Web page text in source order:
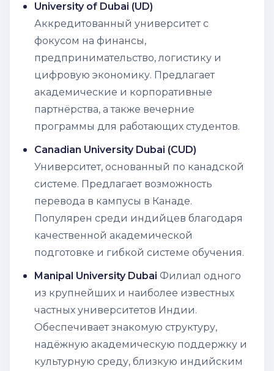
University of Dubai (UD)
Аккредитованный университет с
фокусом на финансы,
предпринимательство, логистику и
цифровую экономику. Предлагает
академические и корпоративные
партнёрства, а также вечерние
программы для работающих студентов.
Canadian University Dubai (CUD)
Университет, основанный по канадской
системе. Предлагает возможность
перевода в кампусы в Канаде.
Популярен среди индийцев благодаря
качественной академической
подготовке и гибкой системе обучения.
Manipal University Dubai Филиал одного
из крупнейших и наиболее известных
частных университетов Индии.
Обеспечивает знакомую структуру,
надёжную академическую поддержку и
культурную среду, близкую индийским